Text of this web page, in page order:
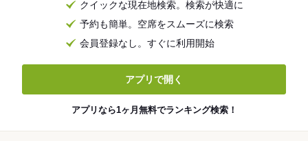
クイックな現在地検索。検索が快適に
予約も簡単。空席をスムーズに検索
会員登録なし。すぐに利用開始
アプリで開く
アプリなら1ヶ月無料でランキング検索！